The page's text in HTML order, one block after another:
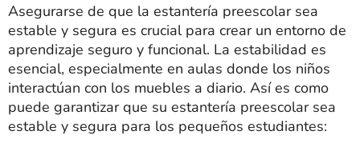
Asegurarse de que la estantería preescolar sea
estable y segura es crucial para crear un entorno de
aprendizaje seguro y funcional. La estabilidad es
esencial, especialmente en aulas donde los niños
interactúan con los muebles a diario. Así es como
puede garantizar que su estantería preescolar sea
estable y segura para los pequeños estudiantes: